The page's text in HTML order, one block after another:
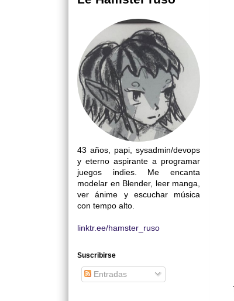
43 años, papi, sysadmin/devops
y eterno aspirante a programar
juegos indies. Me encanta
modelar en Blender, leer manga,
ver ánime y escuchar música
con tempo alto.
linktr.ee/hamster_ruso
Suscribirse
Entradas